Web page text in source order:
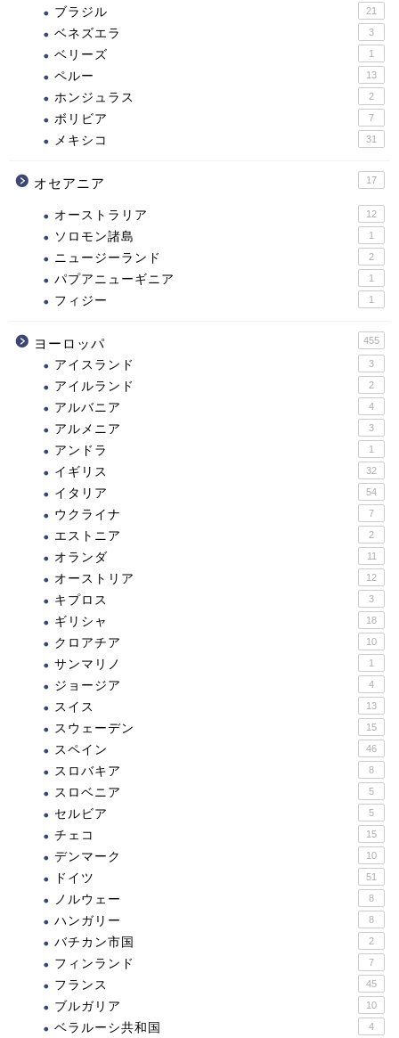
ブラジル 21
ベネズエラ 3
ベリーズ 1
ペルー 13
ホンジュラス 2
ボリビア 7
メキシコ 31
オセアニア 17
オーストラリア 12
ソロモン諸島 1
ニュージーランド 2
パプアニューギニア 1
フィジー 1
ヨーロッパ 455
アイスランド 3
アイルランド 2
アルバニア 4
アルメニア 3
アンドラ 1
イギリス 32
イタリア 54
ウクライナ 7
エストニア 2
オランダ 11
オーストリア 12
キプロス 3
ギリシャ 18
クロアチア 10
サンマリノ 1
ジョージア 4
スイス 13
スウェーデン 15
スペイン 46
スロバキア 8
スロベニア 5
セルビア 5
チェコ 15
デンマーク 10
ドイツ 51
ノルウェー 8
ハンガリー 8
バチカン市国 2
フィンランド 7
フランス 45
ブルガリア 10
ベラルーシ共和国 4